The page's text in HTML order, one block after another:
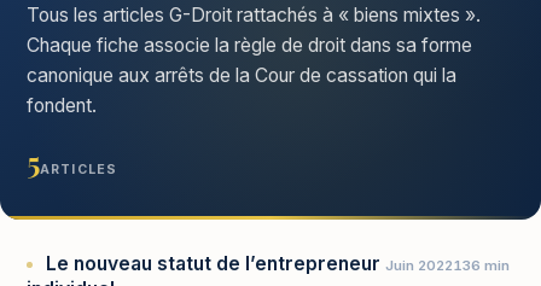
Tous les articles G-Droit rattachés à « biens mixtes ».
Chaque fiche associe la règle de droit dans sa forme
canonique aux arrêts de la Cour de cassation qui la
fondent.
5ARTICLES
Le nouveau statut de l’entrepreneur Juin 2022136 min